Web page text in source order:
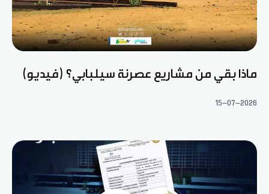
ماذا بقي من مشاريع عصرنة سيلبابي؟ (فيديو)
15-07-2026